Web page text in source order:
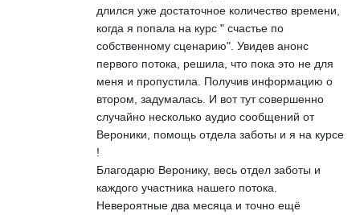
длился уже достаточное количество времени,
когда я попала на курс " счастье по
собственному сценарию". Увидев анонс
первого потока, решила, что пока это не для
меня и пропустила. Получив информацию о
втором, задумалась. И вот тут совершенно
случайно несколько аудио сообщений от
Вероники, помощь отдела заботы и я на курсе
!
Благодарю Веронику, весь отдел заботы и
каждого участника нашего потока.
Невероятные два месяца и точно ещё